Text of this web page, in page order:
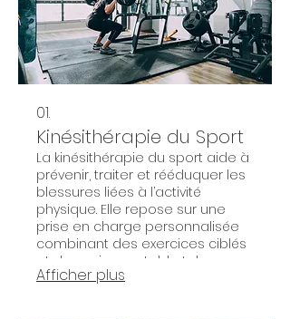
01.
Kinésithérapie du Sport
La kinésithérapie du sport aide à
prévenir, traiter et rééduquer les
blessures liées à l’activité
physique. Elle repose sur une
prise en charge personnalisée
combinant des exercices ciblés
et des soins sur table tels que
massages, mobilisations et
Afficher plus